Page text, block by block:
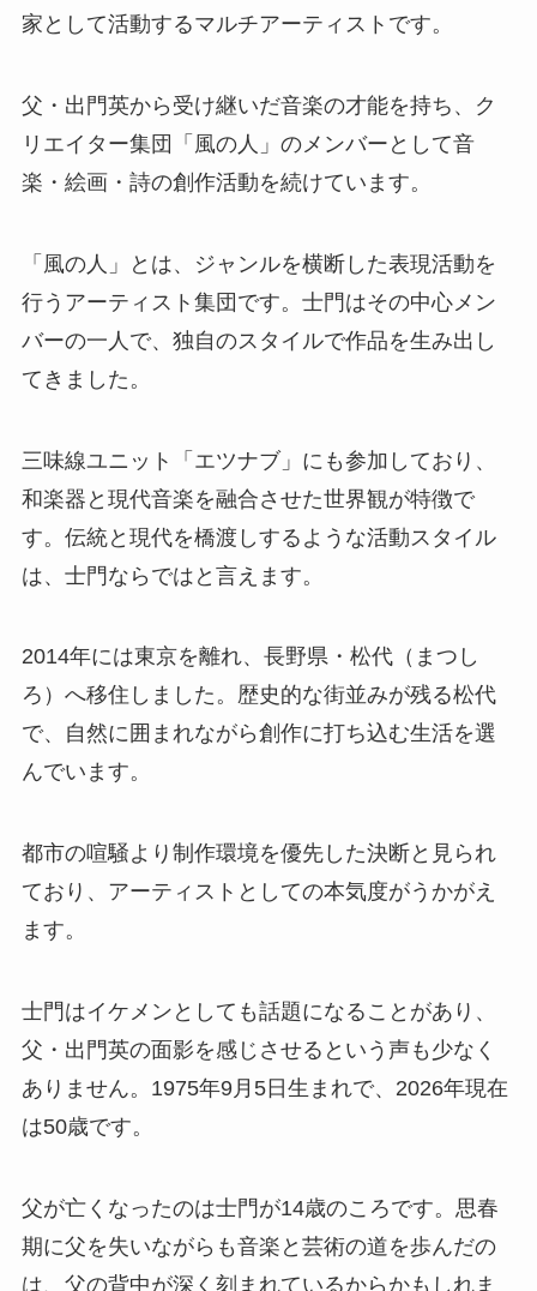
家として活動するマルチアーティストです。
父・出門英から受け継いだ音楽の才能を持ち、ク
リエイター集団「風の人」のメンバーとして音
楽・絵画・詩の創作活動を続けています。
「風の人」とは、ジャンルを横断した表現活動を
行うアーティスト集団です。士門はその中心メン
バーの一人で、独自のスタイルで作品を生み出し
てきました。
三味線ユニット「エツナブ」にも参加しており、
和楽器と現代音楽を融合させた世界観が特徴で
す。伝統と現代を橋渡しするような活動スタイル
は、士門ならではと言えます。
2014年には東京を離れ、長野県・松代（まつし
ろ）へ移住しました。歴史的な街並みが残る松代
で、自然に囲まれながら創作に打ち込む生活を選
んでいます。
都市の喧騒より制作環境を優先した決断と見られ
ており、アーティストとしての本気度がうかがえ
ます。
士門はイケメンとしても話題になることがあり、
父・出門英の面影を感じさせるという声も少なく
ありません。1975年9月5日生まれで、2026年現在
は50歳です。
父が亡くなったのは士門が14歳のころです。思春
期に父を失いながらも音楽と芸術の道を歩んだの
は、父の背中が深く刻まれているからかもしれま